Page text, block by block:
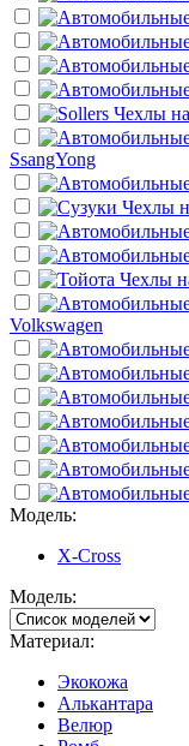
Чехлы на
SsangYong
Чехлы
Чехлы
Volkswagen
Модель:
X-Cross
Модель:
Материал:
Экокожа
Алькантара
Велюр